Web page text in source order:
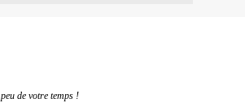
de votre temps !